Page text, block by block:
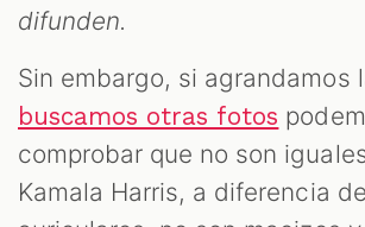
difunden.
Sin embargo, si agrandamos
buscamos otras fotos
comprobar que no son
Kamala Harris, a diferencia